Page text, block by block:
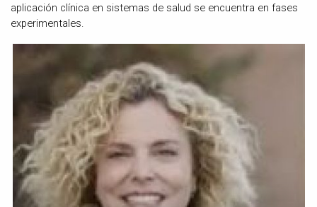
aplicación clínica en sistemas de salud se encuentra en fases
experimentales.